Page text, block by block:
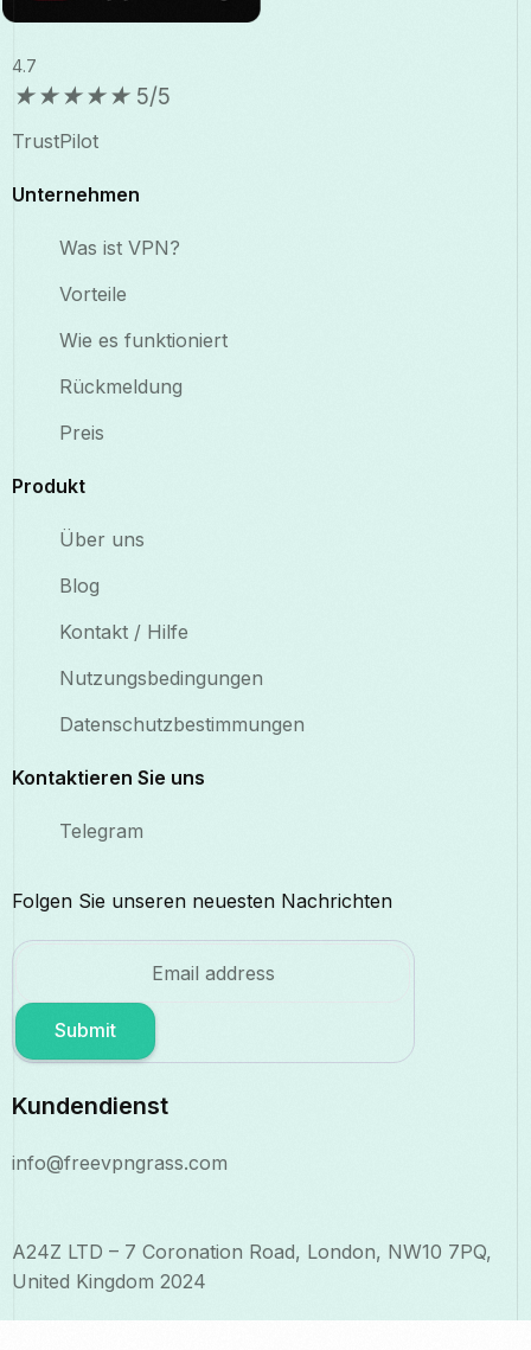
4.7
★★★★★ 5/5
TrustPilot
Unternehmen
Was ist VPN?
Vorteile
Wie es funktioniert
Rückmeldung
Preis
Produkt
Über uns
Blog
Kontakt / Hilfe
Nutzungsbedingungen
Datenschutzbestimmungen
Kontaktieren Sie uns
Telegram
Folgen Sie unseren neuesten Nachrichten
Submit
Kundendienst
info@freevpngrass.com
A24Z LTD – 7 Coronation Road, London, NW10 7PQ,
United Kingdom 2024